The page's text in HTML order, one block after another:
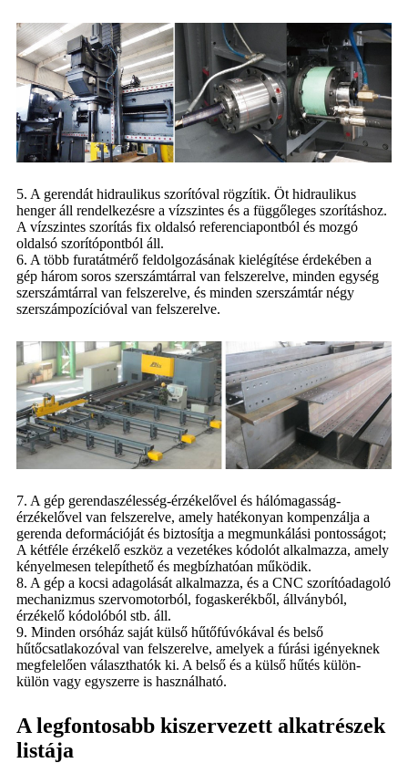
5. A gerendát hidraulikus szorítóval rögzítik. Öt hidraulikus
henger áll rendelkezésre a vízszintes és a függőleges szorításhoz.
A vízszintes szorítás fix oldalsó referenciapontból és mozgó
oldalsó szorítópontból áll.
6. A több furatátmérő feldolgozásának kielégítése érdekében a
gép három soros szerszámtárral van felszerelve, minden egység
szerszámtárral van felszerelve, és minden szerszámtár négy
szerszámpozícióval van felszerelve.
7. A gép gerendaszélesség-érzékelővel és hálómagasság-
érzékelővel van felszerelve, amely hatékonyan kompenzálja a
gerenda deformációját és biztosítja a megmunkálási pontosságot;
A kétféle érzékelő eszköz a vezetékes kódolót alkalmazza, amely
kényelmesen telepíthető és megbízhatóan működik.
8. A gép a kocsi adagolását alkalmazza, és a CNC szorítóadagoló
mechanizmus szervomotorból, fogaskerékből, állványból,
érzékelő kódolóból stb. áll.
9. Minden orsóház saját külső hűtőfúvókával és belső
hűtőcsatlakozóval van felszerelve, amelyek a fúrási igényeknek
megfelelően választhatók ki. A belső és a külső hűtés külön-
külön vagy egyszerre is használható.
A legfontosabb kiszervezett alkatrészek
listája